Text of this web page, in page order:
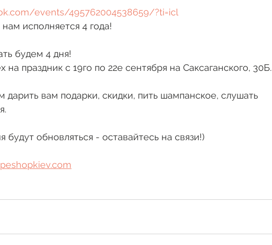
events/495762004538659/?ti=icl
исполняется 4 года!
будем 4 дня!
праздник с 19го по 22е сентября на Саксаганского, 30Б.
дарить вам подарки, скидки, пить шампанское, слушать
будут обновляться - оставайтесь на связи!)